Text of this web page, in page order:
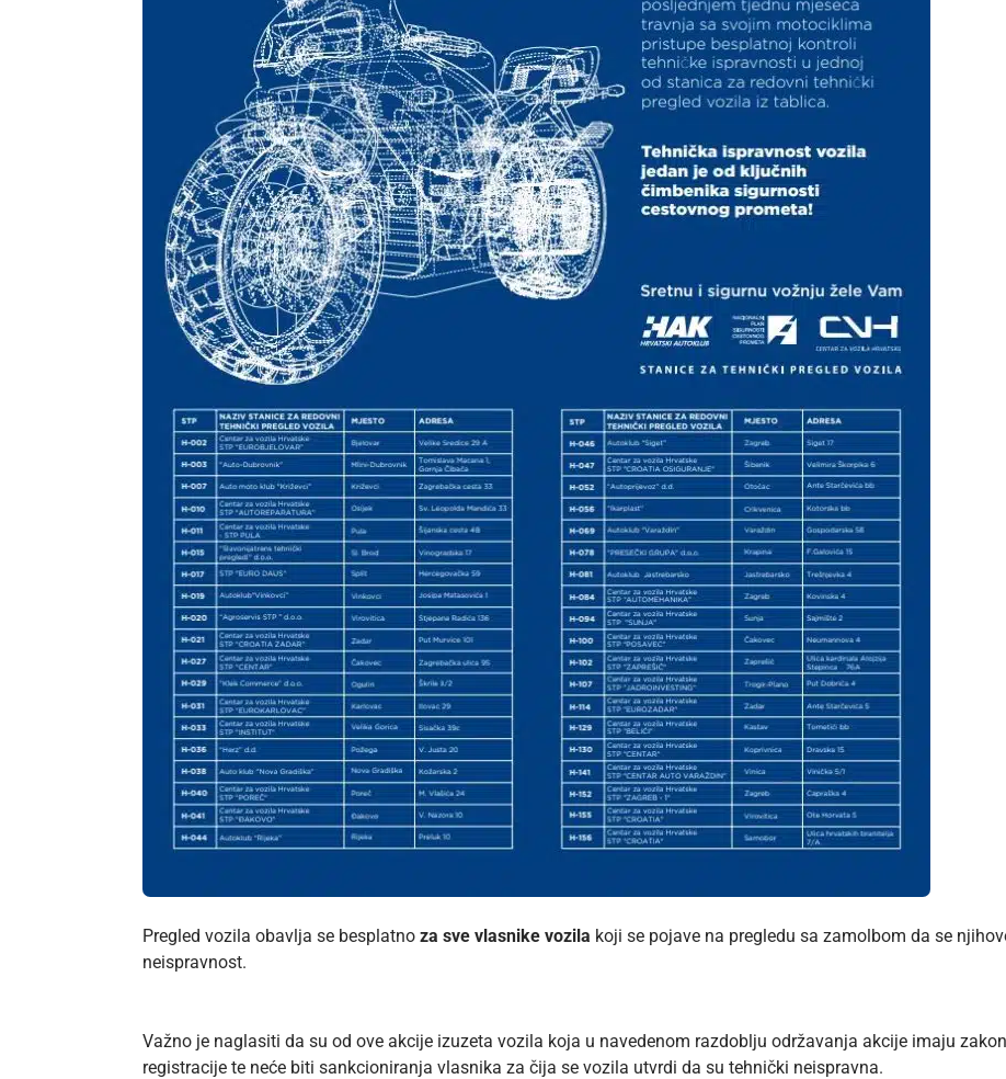
Pregled vozila obavlja se besplatno za sve vlasnike vozila koji se pojave na pregledu sa zamolbom da se
neispravnost.
Važno je naglasiti da su od ove akcije izuzeta vozila koja u navedenom razdoblju održavanja akcije imaju
registracije te neće biti sankcioniranja vlasnika za čija se vozila utvrdi da su tehnički neispravna.